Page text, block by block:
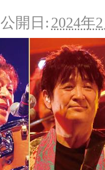
公開日: 2024年